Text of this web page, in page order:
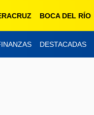
BOCA DEL RÍO
DESTACADAS